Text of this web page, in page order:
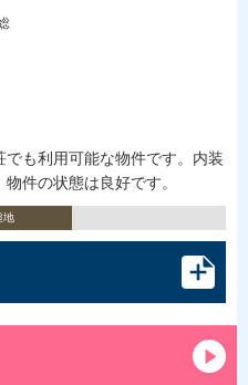
も利用可能な物件です。内装
件の状態は良好です。
地